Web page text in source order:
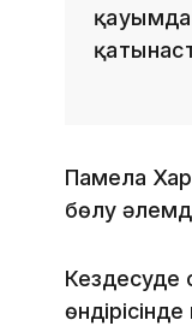
Памела
бөлу
Кездесуде